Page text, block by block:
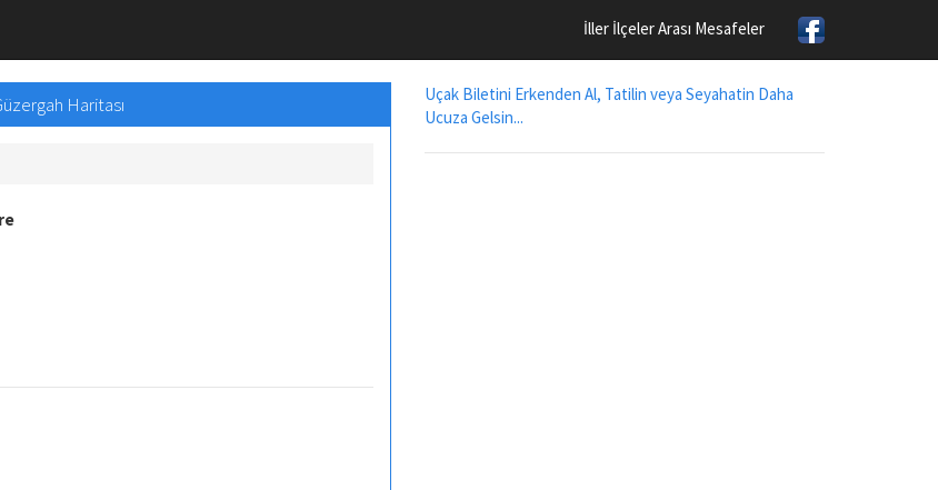
İller İlçeler Arası Mesafeler
Haritası
Uçak Biletini Erkenden Al, Tatilin veya Seyahatin Daha
Ucuza Gelsin...